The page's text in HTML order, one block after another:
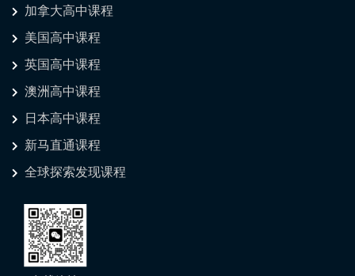
加拿大高中课程
美国高中课程
英国高中课程
澳洲高中课程
日本高中课程
新马直通课程
全球探索发现课程